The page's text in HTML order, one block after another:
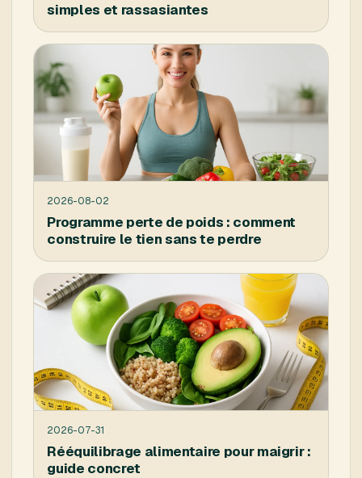
simples et rassasiantes
2026-08-02
Programme perte de poids : comment
construire le tien sans te perdre
2026-07-31
Rééquilibrage alimentaire pour maigrir :
guide concret